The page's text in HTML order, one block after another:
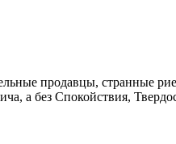
продавцы, странные
а без Спокойствия,